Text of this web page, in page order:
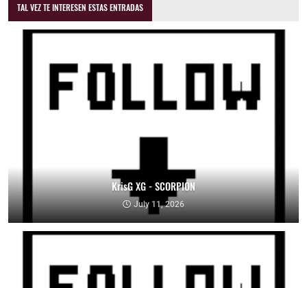
TAL VEZ TE INTERESEN ESTAS ENTRADAS
KrisG XG - SCORPION
July 11, 2026